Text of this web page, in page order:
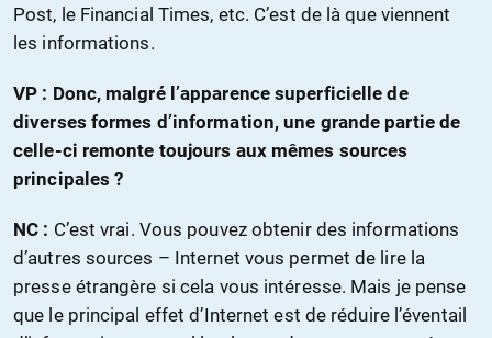
Post, le Financial Times, etc. C’est de là que viennent
les informations.
VP : Donc, malgré l’apparence superficielle de
diverses formes d’information, une grande partie de
celle-ci remonte toujours aux mêmes sources
principales ?
NC : C’est vrai. Vous pouvez obtenir des informations
d’autres sources – Internet vous permet de lire la
presse étrangère si cela vous intéresse. Mais je pense
que le principal effet d’Internet est de réduire l’éventail